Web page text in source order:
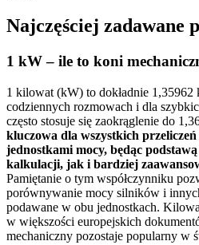
Najczęściej zadawane
1 kW – ile to koni
1 kilowat (kW) to dokładnie
codziennych rozmowach i dla
często stosuje się zaokrąglenie do
kluczowa dla wszystkich
jednostkami mocy, będąc
kalkulacji, jak i bardziej
Pamiętanie o tym współczynniku
porównywanie mocy silników i
podawane w obu jednostkach.
w większości europejskich
mechaniczny pozostaje popularny w